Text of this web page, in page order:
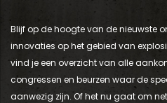
Blijf op de hoogte van de nieuwste
innovaties op het gebied van
vind je een overzicht van alle
congressen en beurzen waar de
aanwezig zijn. Of het nu gaat om